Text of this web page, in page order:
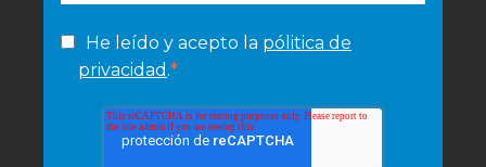
He leído y acepto la pólitica de
privacidad .*